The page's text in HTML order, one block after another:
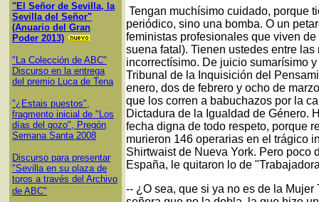
"El Señor de Sevilla, la
Sevilla del Señor"
(Anuario del Gran
Poder 2013)
"La Colección de ABC"
Discurso en la entrega
del premio Luca de Tena
"¿Estais puestos",
fragmento inicial de "Los
días del gozo", Pregón
Semana Santa 2008
Discurso para presentar
"Sevilla en su plaza de
toros a través del Archivo
de ABC"
Tengan muchísimo cuidado, porque
periódico, sino una bomba. O un
feministas profesionales que viven
suena fatal). Tienen ustedes entre
incorrectísimo. De juicio sumarísimo
Tribunal de la Inquisición del
enero, dos de febrero y ocho de
que los corren a babuchazos por la
Dictadura de la Igualdad de Género.
fecha digna de todo respeto, porque
murieron 146 operarias en el trágico
Shirtwaist de Nueva York. Pero poco
España, le quitaron lo de
-- ¿O sea, que si ya no es de la